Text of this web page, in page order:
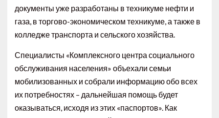
документы уже разработаны в техникуме нефти и
газа, в торгово-экономическом техникуме, а также в
колледже транспорта и сельского хозяйства.
Специалисты «Комплексного центра социального
обслуживания населения» объехали семьи
мобилизованных и собрали информацию обо всех
их потребностях – дальнейшая помощь будет
оказываться, исходя из этих «паспортов». Как